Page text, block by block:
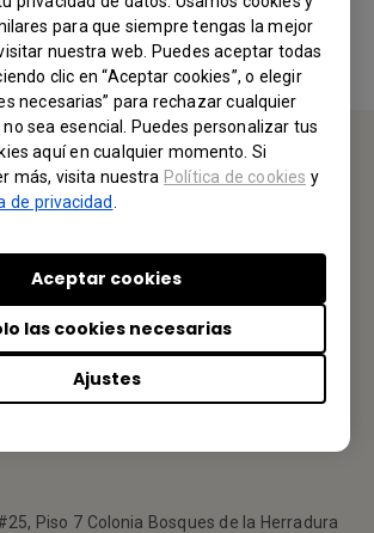
para que siempre tengas la mejor
nuestra web. Puedes aceptar todas
clic en “Aceptar cookies”, o elegir
necesarias” para rechazar cualquier
sea esencial. Puedes personalizar tus
aquí en cualquier momento. Si
más, visita nuestra Política de cookies y
de privacidad
Ajustes
las cookies necesarias
Aceptar cookies
CONTÁCTENOS
Envíenos un Email
Piso 7 Colonia Bosques de la Herradura